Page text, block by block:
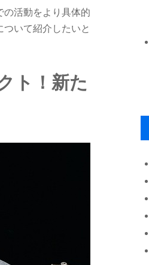
の活動をより具体的
いて紹介したいと
ト！新た